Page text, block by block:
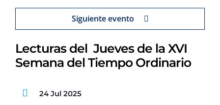
Siguiente evento
Lecturas del Jueves de la XVI
Semana del Tiempo Ordinario
24 Jul 2025